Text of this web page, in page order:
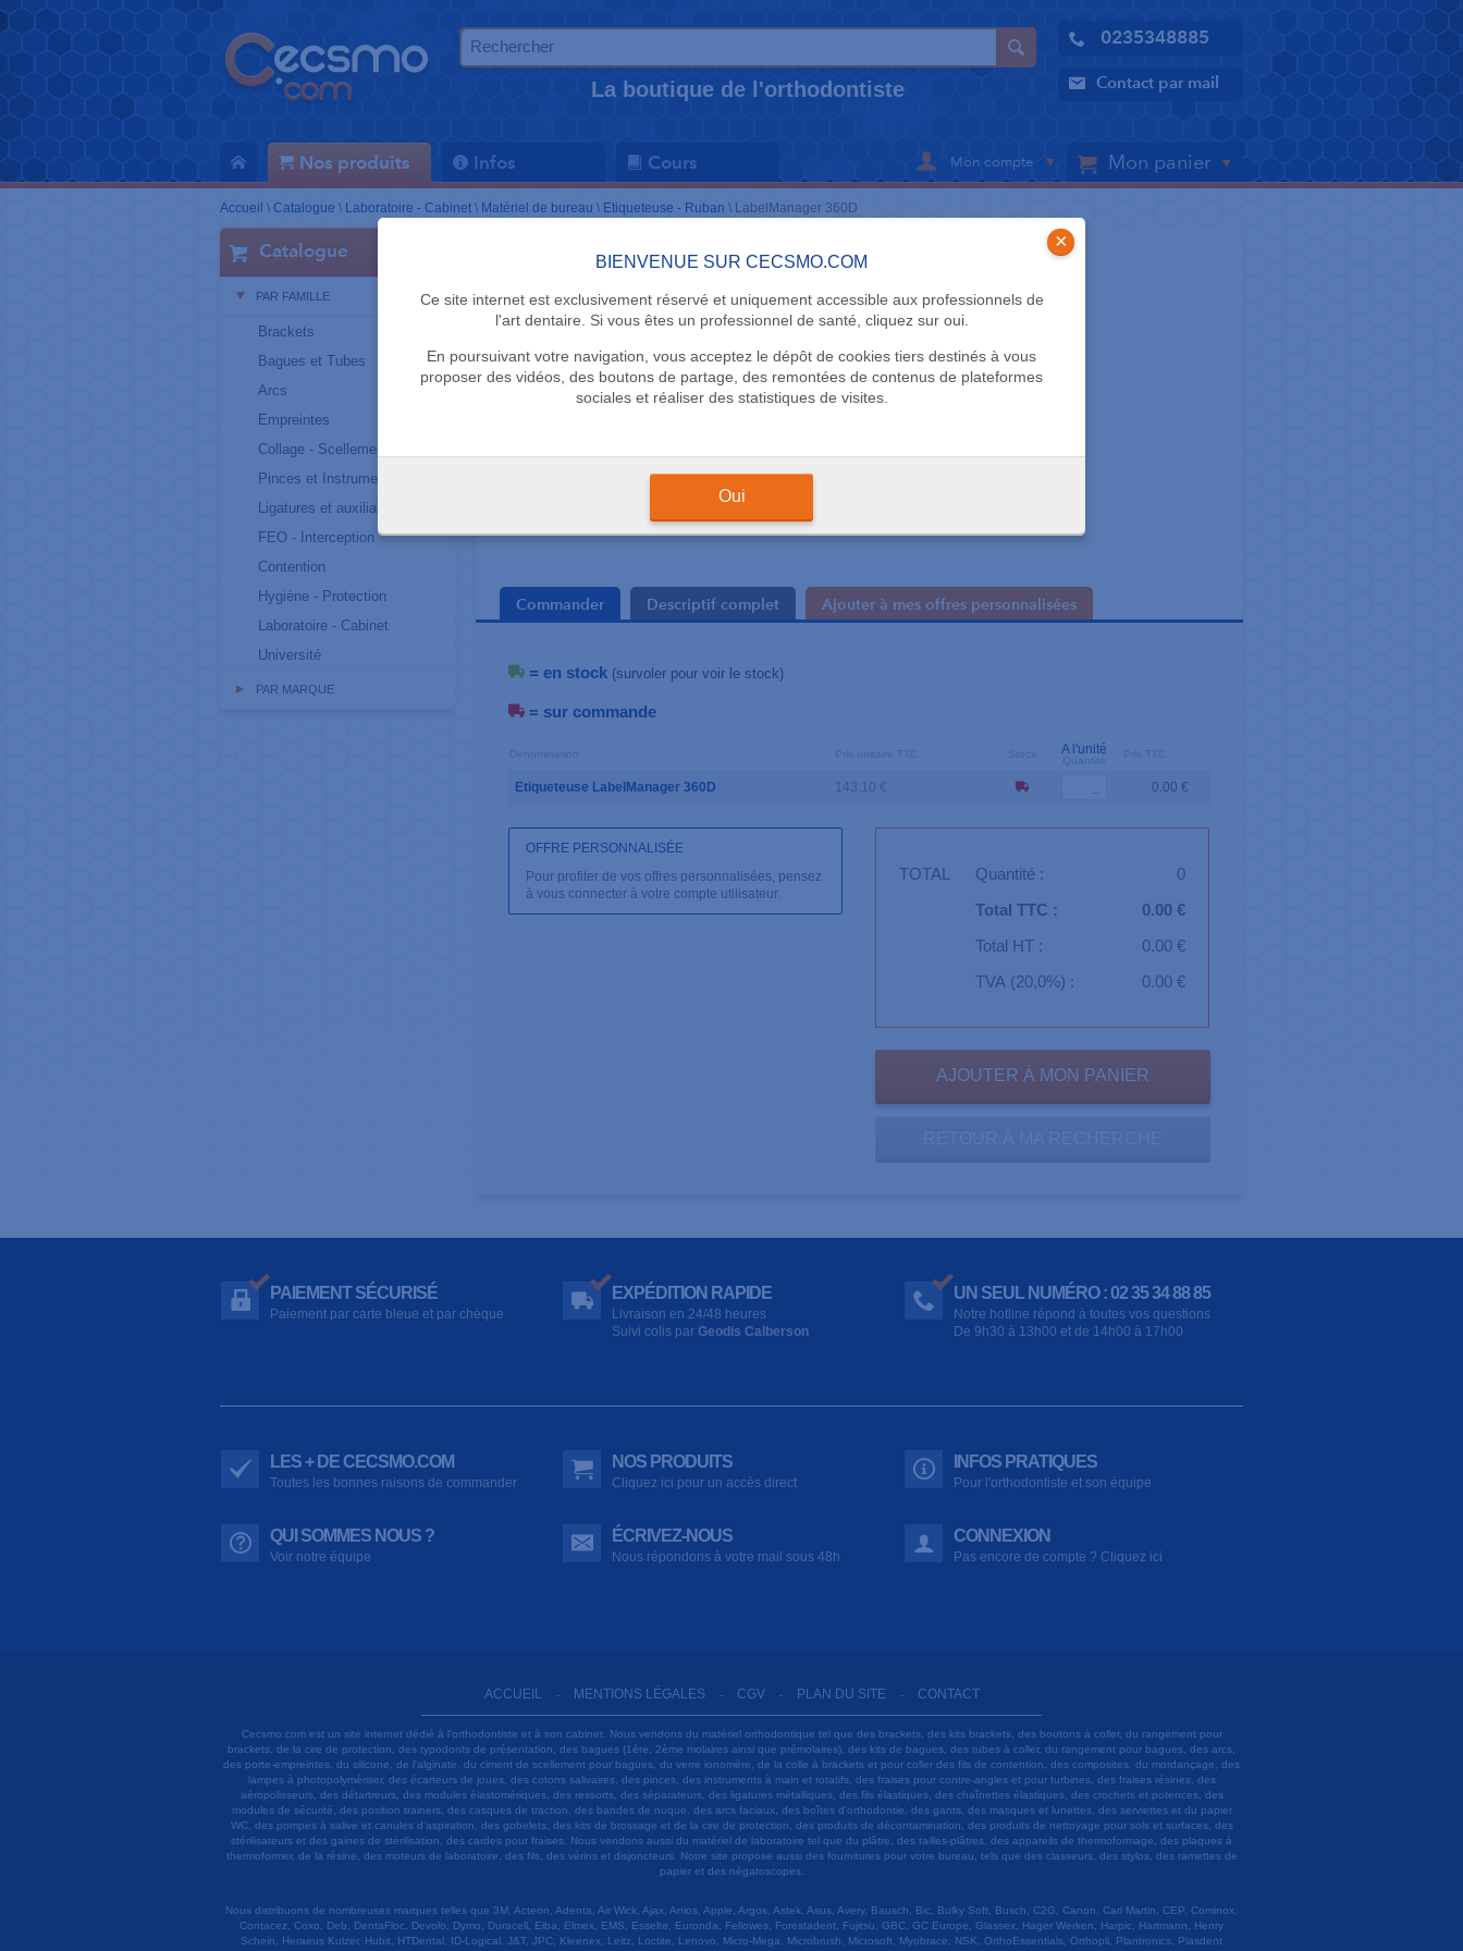
La boutique de l'orthodontiste
0235348885
Contact par mail
Nos produits Infos Cours Mon compte Mon panier
BIENVENUE SUR CECSMO.COM
Ce site internet est exclusivement réservé et uniquement accessible aux professionnels de
l'art dentaire. Si vous êtes un professionnel de santé, cliquez sur oui.
En poursuivant votre navigation, vous acceptez le dépôt de cookies tiers destinés à vous
proposer des vidéos, des boutons de partage, des remontées de contenus de plateformes
sociales et réaliser des statistiques de visites.
×
Oui
Accueil \ Catalogue \ Laboratoire - Cabinet \ Matériel de bureau \ Etiqueteuse - Ruban \ LabelManager 360D
Catalogue
PAR FAMILLE
Brackets
Bagues et Tubes
Arcs
Empreintes
Collage - Scellement
Pinces et Instruments
Ligatures et auxiliaires
FEO - Interception
Contention
Hygiène - Protection
Laboratoire - Cabinet
Université
PAR MARQUE
ETIQUETEUSE - RUBAN
LabelManager 360D
Dymo
Délai 1 semaine
Commander Descriptif complet Ajouter à mes offres personnalisées
= en stock (survoler pour voir le stock)
= sur commande
A l'unité
Etiqueteuse LabelManager 360D 143.10 € 0.00 €
OFFRE PERSONNALISÉE
Pour profiter de vos offres personnalisées, pensez
à vous connecter à votre compte utilisateur.
TOTAL Quantité :
0
Total TTC :
0.00 €
Total HT :
0.00 €
TVA (20,0%) :
0.00 €
PAIEMENT SÉCURISÉ
Paiement par carte bleue et par chèque
EXPÉDITION RAPIDE
Livraison en 24/48 heures
Suivi colis par Geodis Calberson
UN SEUL NUMÉRO : 02 35 34 88 85
Notre hotline répond à toutes vos questions
De 9h30 à 13h00 et de 14h00 à 17h00
LES + DE CECSMO.COM
Toutes les bonnes raisons de commander
NOS PRODUITS
Cliquez ici pour un accès direct
INFOS PRATIQUES
Pour l'orthodontiste et son équipe
QUI SOMMES NOUS ?
Voir notre équipe
ÉCRIVEZ-NOUS
Nous répondons à votre mail sous 48h
CONNEXION
Pas encore de compte ? Cliquez ici
ACCUEIL - MENTIONS LÉGALES - CGV - PLAN DU SITE - CONTACT
Cecsmo.com est un site internet dédié à l'orthodontiste et à son cabinet. Nous vendons du matériel orthodontique tel que des brackets, des kits brackets, des boutons à coller, du rangement pour
brackets, de la cire de protection, des typodonts de présentation, des bagues (1ère, 2ème molaires ainsi que prémolaires), des kits de bagues, des tubes à coller, du rangement pour bagues, des arcs,
des porte-empreintes, du silicone, de l'alginate, du ciment de scellement pour bagues, du verre ionomère, de la colle à brackets et pour coller des fils de contention, des composites, du mordançage, des
lampes à photopolymériser, des écarteurs de joues, des cotons salivaires, des pinces, des instruments à main et rotatifs, des fraises pour contre-angles et pour turbines, des fraises résines, des
aéropolisseurs, des détartreurs, des modules élastomériques, des ressorts, des séparateurs, des ligatures métalliques, des fils élastiques, des chaînettes élastiques, des crochets et potences, des
modules de sécurité, des position trainers, des casques de traction, des bandes de nuque, des arcs faciaux, des boîtes d'orthodontie, des gants, des masques et lunettes, des serviettes et du papier
WC, des pompes à salive et canules d'aspiration, des gobelets, des kits de brossage et de la cire de protection, des produits de décontamination, des produits de nettoyage pour sols et surfaces, des
stérilisateurs et des gaines de stérilisation, des cardes pour fraises. Nous vendons aussi du matériel de laboratoire tel que du plâtre, des tailles-plâtres, des appareils de thermoformage, des plaques à
thermoformer, de la résine, des moteurs de laboratoire, des fils, des vérins et disjoncteurs. Notre site propose aussi des fournitures pour votre bureau, tels que des classeurs, des stylos, des ramettes de
papier et des négatoscopes.
Nous distribuons de nombreuses marques telles que 3M, Acteon, Adenta, Air Wick, Ajax, Anios, Apple, Argos, Astek, Asus, Avery, Bausch, Bic, Bulky Soft, Busch, C2G, Canon, Carl Martin, CEP, Cominox,
Contacez, Coxo, Deb, DentaFloc, Devolo, Dymo, Duracell, Elba, Elmex, EMS, Esselte, Euronda, Fellowes, Forestadent, Fujitsu, GBC, GC Europe, Glassex, Hager Werken, Harpic, Hartmann, Henry
Schein, Heraeus Kulzer, Hubit, HTDental, ID-Logical, J&T, JPC, Kleenex, Leitz, Loctite, Lenovo, Micro-Mega, Microbrush, Microsoft, Myobrace, NSK, OrthoEssentials, Orthopli, Plantronics, Plasdent